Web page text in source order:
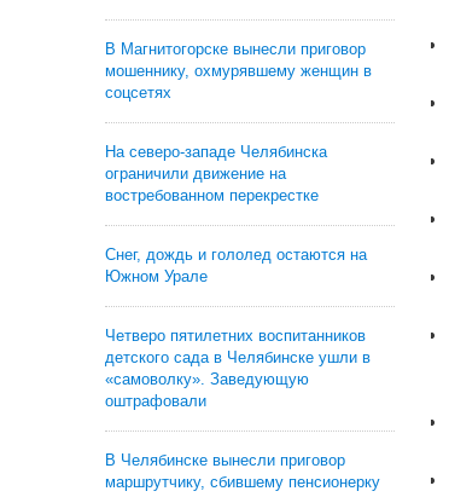
В Магнитогорске вынесли приговор
мошеннику, охмурявшему женщин в
соцсетях
На северо-западе Челябинска
ограничили движение на
востребованном перекрестке
Снег, дождь и гололед остаются на
Южном Урале
Четверо пятилетних воспитанников
детского сада в Челябинске ушли в
«самоволку». Заведующую
оштрафовали
В Челябинске вынесли приговор
маршрутчику, сбившему пенсионерку